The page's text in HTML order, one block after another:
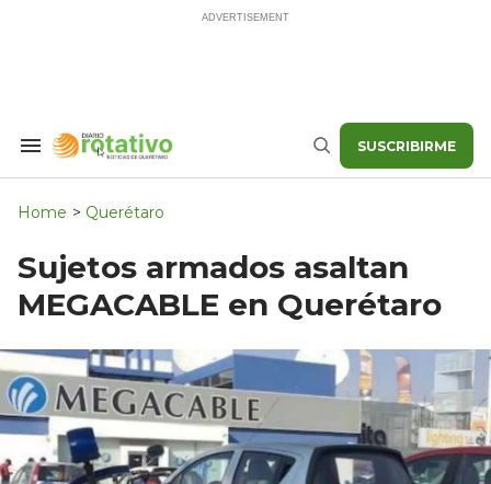
Search
Navigation
Buscar SUSCRIBIRME
Home > Querétaro
Sujetos armados asaltan
MEGACABLE en Querétaro